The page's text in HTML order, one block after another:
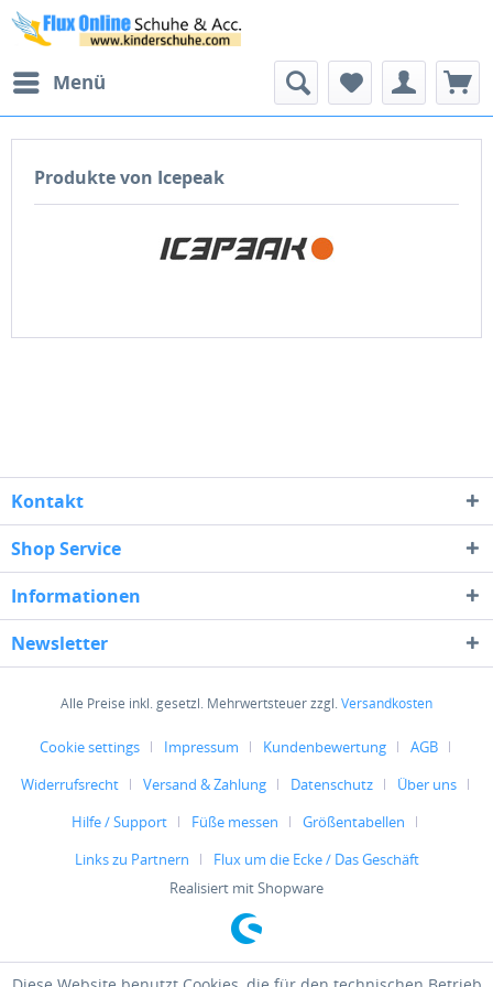
Menü
Produkte von Icepeak
Kontakt
Shop Service
Informationen
Newsletter
Alle Preise inkl. gesetzl. Mehrwertsteuer zzgl.Versandkosten
Cookie settings Impressum Kundenbewertung
AGB
Widerrufsrecht
Versand & Zahlung Datenschutz
Über uns
Hilfe / Support
Füße messen
Größentabellen
Links zu Partnern
Flux um die Ecke / Das Geschäft
Realisiert mit Shopware